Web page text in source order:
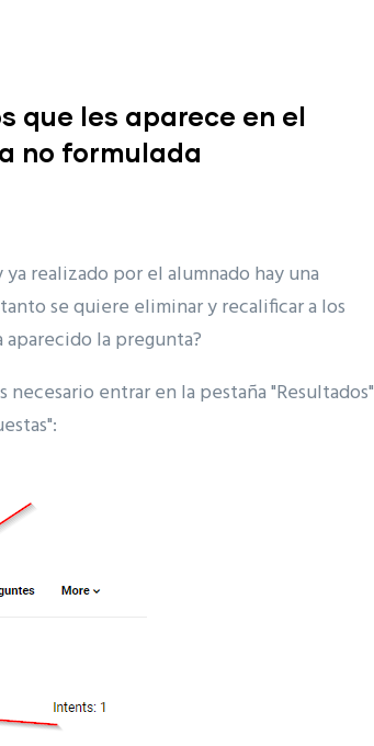
que les aparece en el
no formulada
realizado por el alumnado hay una
se quiere eliminar y recalificar a los
la pregunta?
entrar en la pestaña "Resultados"